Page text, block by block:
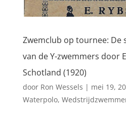
Zwemclub op tournee: De
van de Y-zwemmers door
Schotland (1920)
door Ron Wessels | mei 19,
Waterpolo,